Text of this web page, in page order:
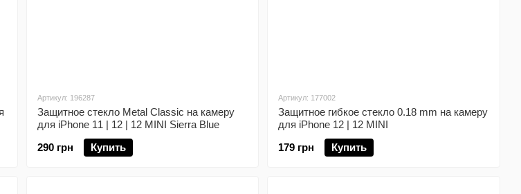
Артикул: 196287
Защитное стекло Metal Classic на камеру
для iPhone 11 | 12 | 12 MINI Sierra Blue
290 грн
Купить
Артикул: 177002
Защитное гибкое стекло 0.18 mm на камеру
для iPhone 12 | 12 MINI
179 грн
Купить